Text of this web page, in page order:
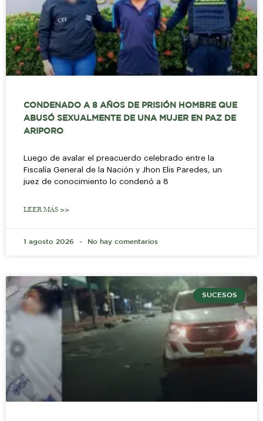
CONDENADO A 8 AÑOS DE PRISIÓN HOMBRE QUE
ABUSÓ SEXUALMENTE DE UNA MUJER EN PAZ DE
ARIPORO
Luego de avalar el preacuerdo celebrado entre la
Fiscalía General de la Nación y Jhon Elis Paredes, un
juez de conocimiento lo condenó a 8
LEER MÁS >>
1 agosto 2026 No hay comentarios
SUCESOS